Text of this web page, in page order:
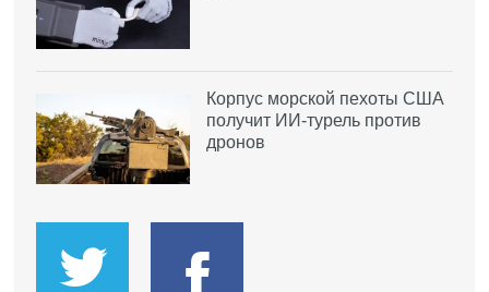
Корпус морской пехоты США
получит ИИ-турель против
дронов